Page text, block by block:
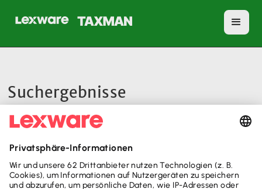
Suchergebnisse